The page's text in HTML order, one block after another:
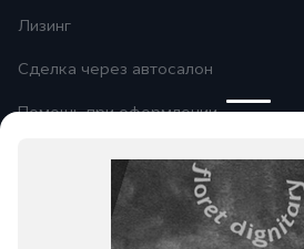
Автомобили в продаже
Покупайте онлайн
Лизинг
Сделка через автосалон
Помощь при оформлении